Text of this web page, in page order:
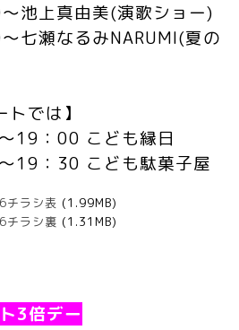
～池上真由美(演歌ショー)
～七瀬なるみNARUMI(夏の
トでは 】
～19 ： 00 こども縁日
～19 ： 30 こども駄菓子屋
チラシ表 (1.99MB)
チラシ裏 (1.31MB)
3倍デー